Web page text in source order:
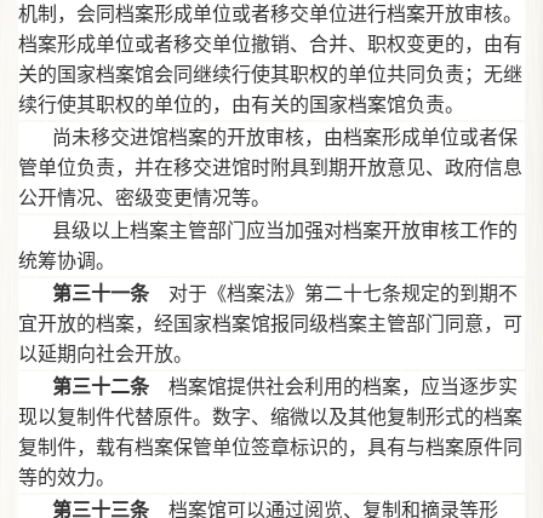
机制，会同档案形成单位或者移交单位进行档案开放审核。
档案形成单位或者移交单位撤销、合并、职权变更的，由有
关的国家档案馆会同继续行使其职权的单位共同负责；无继
续行使其职权的单位的，由有关的国家档案馆负责。
尚未移交进馆档案的开放审核，由档案形成单位或者保
管单位负责，并在移交进馆时附具到期开放意见、政府信息
公开情况、密级变更情况等。
县级以上档案主管部门应当加强对档案开放审核工作的
统筹协调。
第三十一条 对于《档案法》第二十七条规定的到期不
宜开放的档案，经国家档案馆报同级档案主管部门同意，可
以延期向社会开放。
第三十二条 档案馆提供社会利用的档案，应当逐步实
现以复制件代替原件。数字、缩微以及其他复制形式的档案
复制件，载有档案保管单位签章标识的，具有与档案原件同
等的效力。
第三十三条 档案馆可以通过阅览、复制和摘录等形